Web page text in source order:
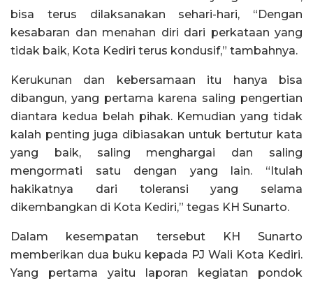
bisa terus dilaksanakan sehari-hari, “Dengan
kesabaran dan menahan diri dari perkataan yang
tidak baik, Kota Kediri terus kondusif,” tambahnya.
Kerukunan dan kebersamaan itu hanya bisa
dibangun, yang pertama karena saling pengertian
diantara kedua belah pihak. Kemudian yang tidak
kalah penting juga dibiasakan untuk bertutur kata
yang baik, saling menghargai dan saling
mengormati satu dengan yang lain. “Itulah
hakikatnya dari toleransi yang selama
dikembangkan di Kota Kediri,” tegas KH Sunarto.
Dalam kesempatan tersebut KH Sunarto
memberikan dua buku kepada PJ Wali Kota Kediri.
Yang pertama yaitu laporan kegiatan pondok